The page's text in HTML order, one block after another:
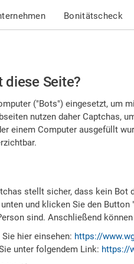
Bonitätscheck
diese Seite?
("Bots") eingesetzt, um
nutzen daher Captchas,
einem Computer ausgefüllt
stellt sicher, dass kein
und klicken Sie den
sind. Anschließend
hier einsehen: https://
unter folgendem Link: https://